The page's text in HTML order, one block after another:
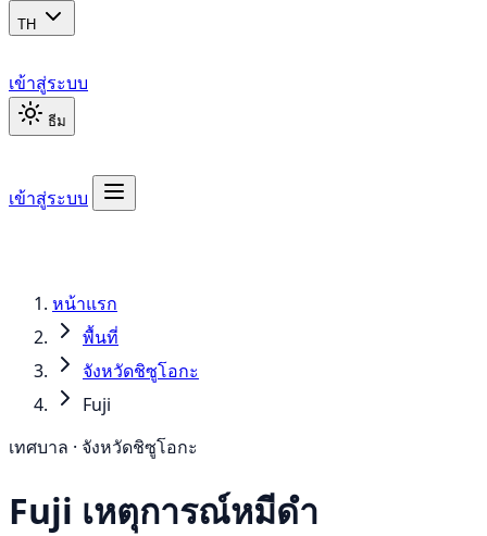
TH
เข้าสู่ระบบ
ธีม
เข้าสู่ระบบ
หน้าแรก
พื้นที่
จังหวัดชิซูโอกะ
Fuji
เทศบาล · จังหวัดชิซูโอกะ
Fuji เหตุการณ์หมีดำ